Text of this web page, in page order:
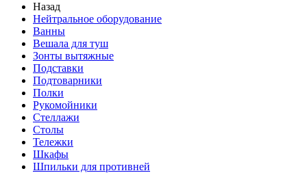
Назад
Нейтральное оборудование
Ванны
Вешала для туш
Зонты вытяжные
Подставки
Подтоварники
Полки
Рукомойники
Стеллажи
Столы
Тележки
Шкафы
Шпильки для противней